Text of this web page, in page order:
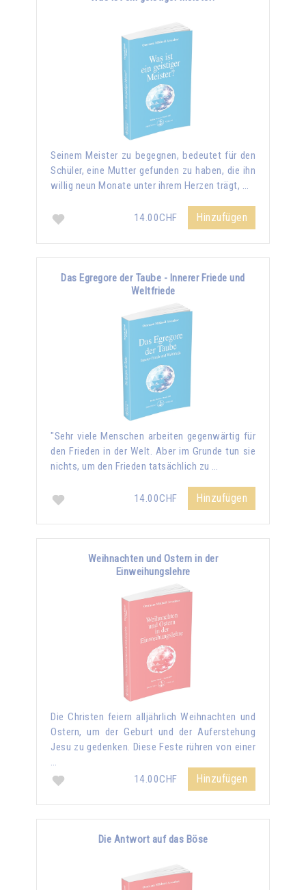
Seinem Meister zu begegnen, bedeutet für den
Schüler, eine Mutter gefunden zu haben, die ihn
willig neun Monate unter ihrem Herzen trägt, …
14.00CHF Hinzufügen
Das Egregore der Taube - Innerer Friede und
Weltfriede
"Sehr viele Menschen arbeiten gegenwärtig für
den Frieden in der Welt. Aber im Grunde tun sie
nichts, um den Frieden tatsächlich zu …
14.00CHF Hinzufügen
Weihnachten und Ostern in der
Einweihungslehre
Die Christen feiern alljährlich Weihnachten und
Ostern, um der Geburt und der Auferstehung
Jesu zu gedenken. Diese Feste rühren von einer
…
14.00CHF
Hinzufügen
Die Antwort auf das Böse